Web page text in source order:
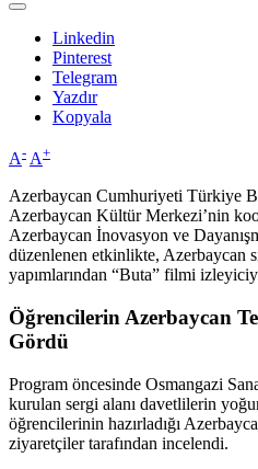
Linkedin
Pinterest
Telegram
Yazdır
Kopyala
A- A+
Azerbaycan Cumhuriyeti Türkiye
Azerbaycan Kültür Merkezi’nin
Azerbaycan İnovasyon ve
düzenlenen etkinlikte, Azerbaycan
yapımlarından “Buta” filmi
Öğrencilerin Azerbaycan
Gördü
Program öncesinde Osmangazi
kurulan sergi alanı davetlilerin
öğrencilerinin hazırladığı
ziyaretçiler tarafından incelendi.